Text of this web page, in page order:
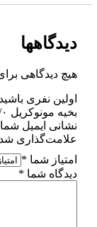
دیدگاهها
هیچ دیدگاهی
اولین نفری
بخیه مونوکریل ۳/۰ کات سوچرز”
نشانی ایمیل
علامت‌گذاری
امتیاز شما *
دیدگاه شما *